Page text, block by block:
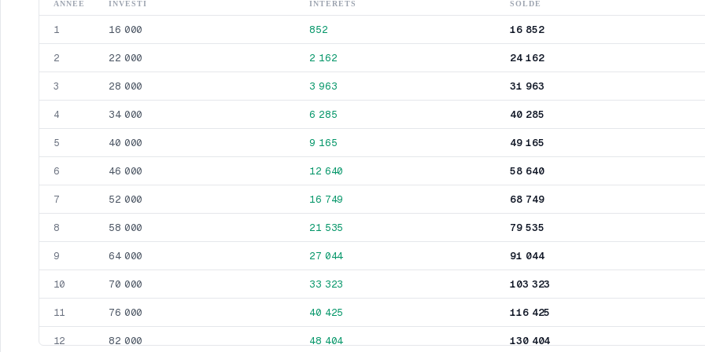
ANNEE INVESTI INTERETS SOLDE
1 16 000 852 16 852
2 22 000 2 162 24 162
3 28 000 3 963 31 963
4 34 000 6 285 40 285
5 40 000 9 165 49 165
6 46 000 12 640 58 640
7 52 000 16 749 68 749
8 58 000 21 535 79 535
9 64 000 27 044 91 044
10 70 000 33 323 103 323
11 76 000 40 425 116 425
12 82 000 48 404 130 404